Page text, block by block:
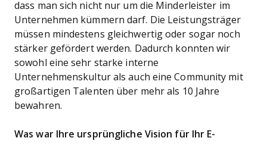
dass man sich nicht nur um die Minderleister im
Unternehmen kümmern darf. Die Leistungsträger
müssen mindestens gleichwertig oder sogar noch
stärker gefördert werden. Dadurch konnten wir
sowohl eine sehr starke interne
Unternehmenskultur als auch eine Community mit
großartigen Talenten über mehr als 10 Jahre
bewahren.
Was war Ihre ursprüngliche Vision für Ihr E-